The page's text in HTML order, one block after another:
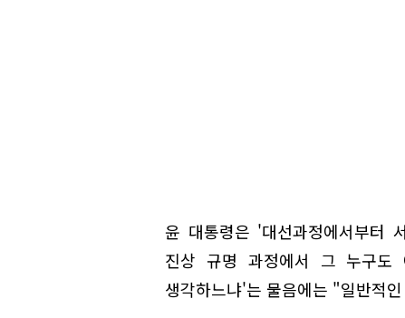
윤 대통령은 '대선과정에서부터
진상 규명 과정에서 그 누구
생각하느냐'는 물음에는 "일반적